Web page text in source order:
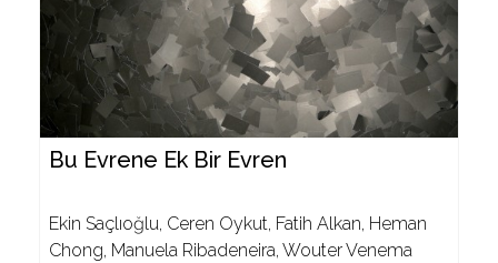
Bu Evrene Ek Bir Evren
Ekin Saçlıoğlu, Ceren Oykut, Fatih Alkan, Heman
Chong, Manuela Ribadeneira, Wouter Venema